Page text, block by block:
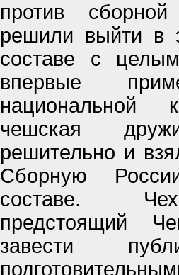
против
решили выйти в
составе с
впервые
национальной
чешская
решительно и
Сборную
составе.
предстоящий
завести